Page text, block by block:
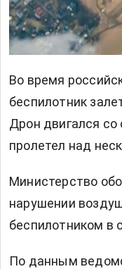
Во время
беспилотник
Дрон двигался со
пролетел над
Министерство
нарушении
беспилотником в
По данным